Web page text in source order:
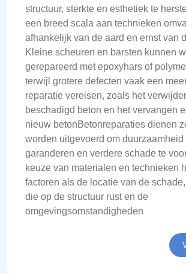
structuur, sterkte en esthetiek te
een breed scala aan technieken
afhankelijk van de aard en ernst van
Kleine scheuren en barsten kunnen
gerepareerd met epoxyhars of
terwijl grotere defecten vaak een
reparatie vereisen, zoals het
beschadigd beton en het vervangen
nieuw betonBetonreparaties dienen
worden uitgevoerd om duurzaamheid
garanderen en verdere schade te
keuze van materialen en technieken
factoren als de locatie van de
die op de structuur rust en de
omgevingsomstandigheden